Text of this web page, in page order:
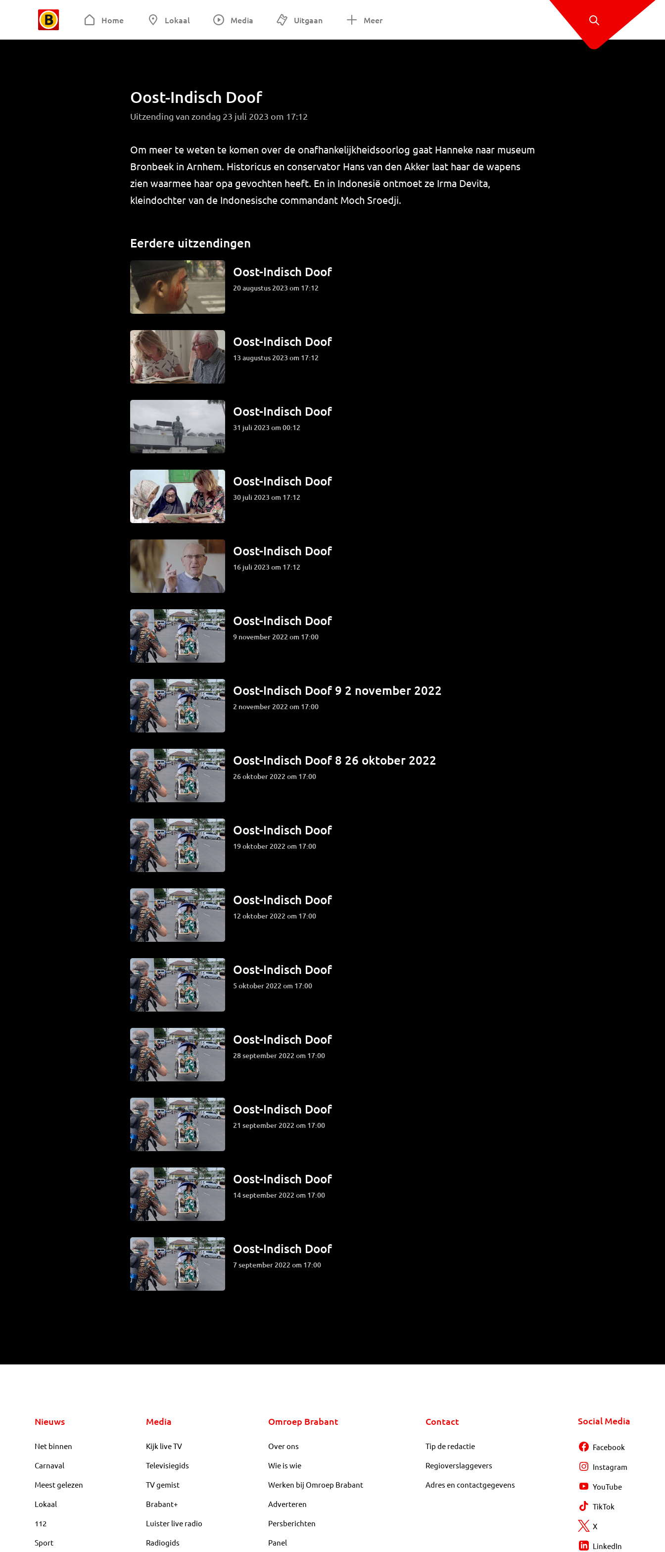
Home Lokaal Media Uitgaan Meer
Oost-Indisch Doof
Uitzending van zondag 23 juli 2023 om 17:12
Om meer te weten te komen over de onafhankelijkheidsoorlog gaat Hanneke naar museum
Bronbeek in Arnhem. Historicus en conservator Hans van den Akker laat haar de wapens
zien waarmee haar opa gevochten heeft. En in Indonesië ontmoet ze Irma Devita,
kleindochter van de Indonesische commandant Moch Sroedji.
Eerdere uitzendingen
Oost-Indisch Doof
20 augustus 2023 om 17:12
Oost-Indisch Doof
13 augustus 2023 om 17:12
Oost-Indisch Doof
31 juli 2023 om 00:12
Oost-Indisch Doof
30 juli 2023 om 17:12
Oost-Indisch Doof
16 juli 2023 om 17:12
Oost-Indisch Doof
9 november 2022 om 17:00
Oost-Indisch Doof 9 2 november 2022
2 november 2022 om 17:00
Oost-Indisch Doof 8 26 oktober 2022
26 oktober 2022 om 17:00
Oost-Indisch Doof
19 oktober 2022 om 17:00
Oost-Indisch Doof
12 oktober 2022 om 17:00
Oost-Indisch Doof
5 oktober 2022 om 17:00
Oost-Indisch Doof
28 september 2022 om 17:00
Oost-Indisch Doof
21 september 2022 om 17:00
Oost-Indisch Doof
14 september 2022 om 17:00
Oost-Indisch Doof
7 september 2022 om 17:00
Nieuws
Net binnen
Carnaval
Meest gelezen
Lokaal
112
Sport
Media
Kijk live TV
Televisiegids
TV gemist
Brabant+
Luister live radio
Radiogids
Omroep Brabant
Over ons
Wie is wie
Werken bij Omroep Brabant
Adverteren
Persberichten
Panel
Contact
Tip de redactie
Regioverslaggevers
Adres en contactgegevens
Social Media
Facebook
Instagram
YouTube
TikTok
X
LinkedIn